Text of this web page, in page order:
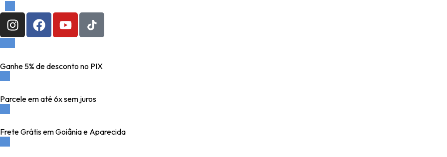
Ganhe 5% de desconto no PIX
Parcele em até 6x sem juros
Frete Grátis em Goiânia e Aparecida